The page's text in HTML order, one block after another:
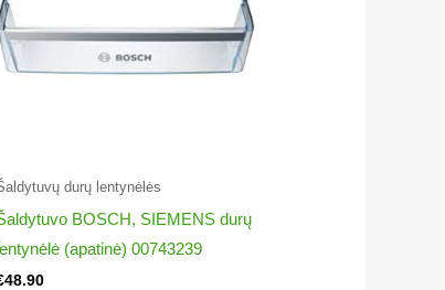
durų lentynėlės
BOSCH, SIEMENS durų
(apatinė) 00743239
48.90